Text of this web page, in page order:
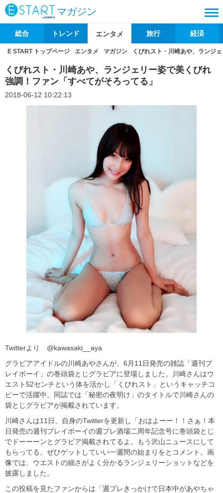
マガジン
総合 トレンド エンタメ 旅行 経済
E START トップページ エンタメ マガジン くびれスト・川崎あや、ランジ
くびれスト・川崎あや、ランジェリー姿で美くびれ
強調！ファン「すべてがそろってる」
2018-06-12 10:22:13
Twitterより @kawasaki__aya
グラビアアイドルの川崎あやさんが、6月11日発売の雑誌「週刊プ
レイボーイ」の巻頭袋とじグラビアに登場しました。川崎さんはウ
エスト52センチという体を活かし「くびれスト」というキャッチコ
ピーで活躍中。同誌では「秘密の夜明け」のタイトルで川崎さんの
袋とじグラビアが掲載されています。
川崎さんは11日、自身のTwitterを更新し「おはよーー！！さぁ！本
日発売の週刊プレイボーイの週プレ酒場二周年記念号に巻頭袋とじ
でドーーーンとグラビア掲載されてるよ。もう沢山ニュースにして
もらってる。ぜひゲットしていい一週間の始まりをとコメント。画
像では、ウエストの細さがよく分かるランジェリーショットなどを
披露しました。
この投稿を見たファンからは「週プレきっかけで日本中があやちゃ